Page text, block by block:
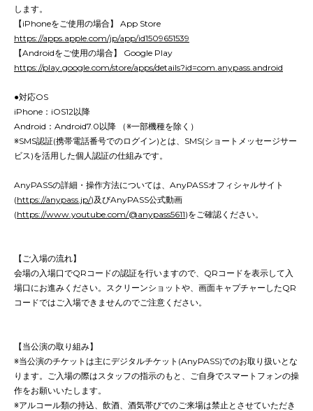
します。
【iPhoneをご使用の場合】 App Store
https://apps.apple.com/jp/app/id1509651539
【Androidをご使用の場合】 Google Play
https://play.google.com/store/apps/details?id=com.anypass.android
●対応OS
iPhone：iOS12以降
Android：Android7.0以降 （※一部機種を除く）
※SMS認証(携帯電話番号でのログイン)とは、SMS(ショートメッセージサー
ビス)を活用した個人認証の仕組みです。
AnyPASSの詳細・操作方法については、AnyPASSオフィシャルサイト
(https://anypass.jp/)及びAnyPASS公式動画
(https://www.youtube.com/@anypass5611)をご確認ください。
【ご入場の流れ】
会場の入場口でQRコードの認証を行いますので、QRコードを表示して入
場口にお進みください。スクリーンショットや、画面キャプチャーしたQR
コードではご入場できませんのでご注意ください。
【当公演の取り組み】
※当公演のチケットは主にデジタルチケット(AnyPASS)でのお取り扱いとな
ります。ご入場の際はスタッフの指示のもと、ご自身でスマートフォンの操
作をお願いいたします。
※アルコール類の持込、飲酒、酒気帯びでのご来場は禁止とさせていただき